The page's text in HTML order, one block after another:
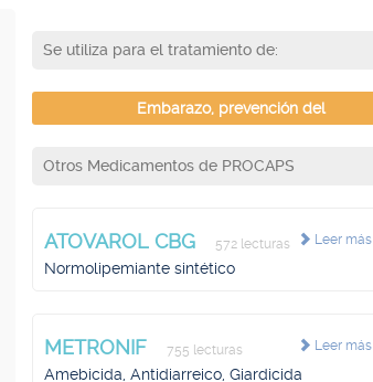
Se utiliza para el tratamiento de:
Embarazo, prevención del
Otros Medicamentos de PROCAPS
Leer más
ATOVAROL CBG 572 lecturas
Normolipemiante sintético
Leer más
METRONIF 755 lecturas
Amebicida, Antidiarreico, Giardicida